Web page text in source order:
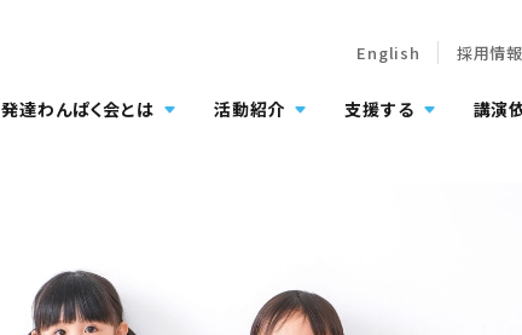
English 採用情報
発達わんぱく会とは 活動紹介 支援する 講演